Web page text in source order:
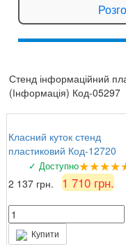
Ігор Лозовий:
яскраві,
:
табличку за
Стенд інформаційний
(Інформація) Код-05297
Класний куток стенд
пластиковий Код-12720
✓ Доступно
2 137 грн. 1 710 грн.
Купити